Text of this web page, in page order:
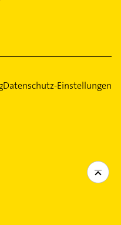
Datenschutz-Einstellungen